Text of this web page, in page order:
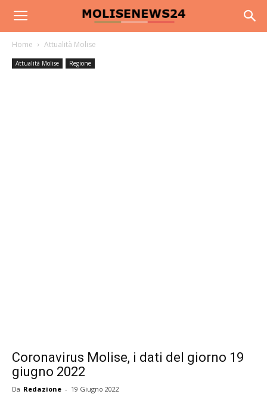
Home Attualità Molise
Attualità Molise Regione
Coronavirus Molise, i dati del giorno 19
giugno 2022
Da Redazione - 19 Giugno 2022